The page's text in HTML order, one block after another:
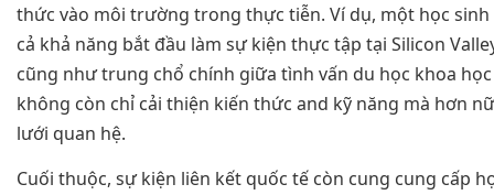
thức vào môi trường trong thực tiễn. Ví dụ, một học
cả khả năng bắt đầu làm sự kiện thực tập tại Silicon
cũng như trung chổ chính giữa tình vấn du học khoa
không còn chỉ cải thiện kiến thức and kỹ năng mà hơn
lưới quan hệ.
Cuối thuộc, sự kiện liên kết quốc tế còn cung cung cấp